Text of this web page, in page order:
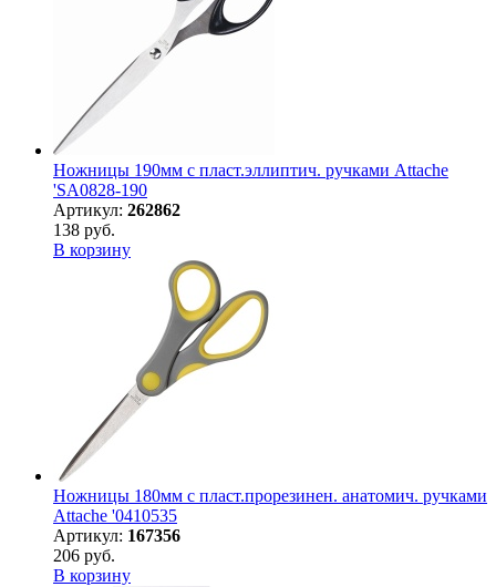
Ножницы 190мм с пласт.эллиптич. ручками Attache
'SA0828-190
Артикул: 262862
138 руб.
В корзину
Ножницы 180мм с пласт.прорезинен. анатомич. ручками
Attache '0410535
Артикул: 167356
206 руб.
В корзину